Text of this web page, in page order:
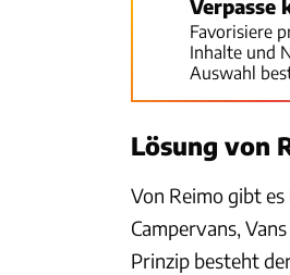
Verpasse
Favorisiere
Inhalte und
Auswahl
Lösung von
Von Reimo gibt
Campervans,
Prinzip besteht